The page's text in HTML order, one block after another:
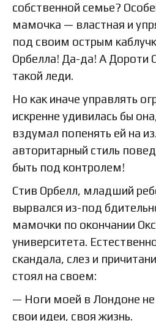
собственной семье?
мамочка — властная и
под своим острым
Орбелла! Да-да! А Дороти
такой леди.
Но как иначе управлять
искренне удивилась бы
вздумал попенять ей на
авторитарный стиль
быть под контролем!
Стив Орбелл, младший
вырвался из-под
мамочки по окончании
университета.
скандала, слез и
стоял на своем:
— Ноги моей в Лондоне не
свои идеи, своя жизнь.